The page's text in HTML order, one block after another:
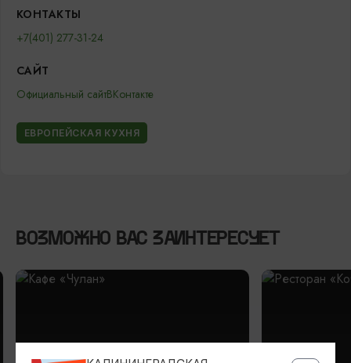
КОНТАКТЫ
+7(401) 277-31-24
САЙТ
Официальный сайтВКонтакте
ЕВРОПЕЙСКАЯ КУХНЯ
ВОЗМОЖНО ВАС ЗАИНТЕРЕСУЕТ